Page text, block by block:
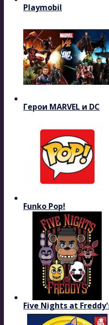
Playmobil
Герои MARVEL и DC
Funko Pop!
Five Nights at